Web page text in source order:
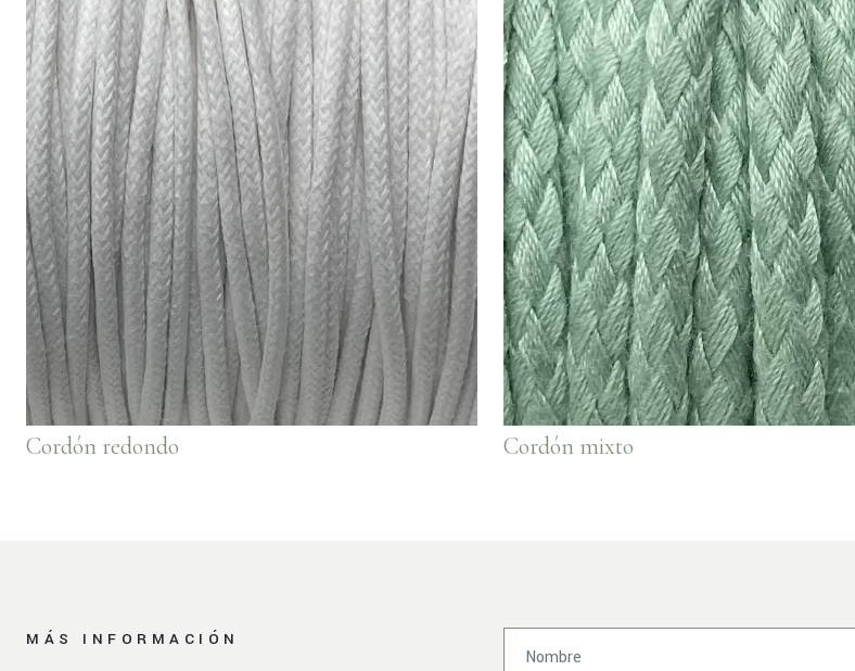
Cordón redondo Cordón mixto
MÁS INFORMACIÓN